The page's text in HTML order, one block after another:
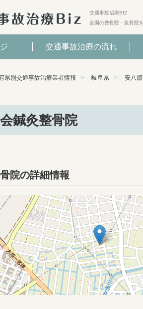
交通事故治療BIZ
全国の整骨院・接骨院
交通事故治療の流れ
県別交通事故治療業者情報 岐阜県 安八
鍼灸整骨院
院の詳細情報